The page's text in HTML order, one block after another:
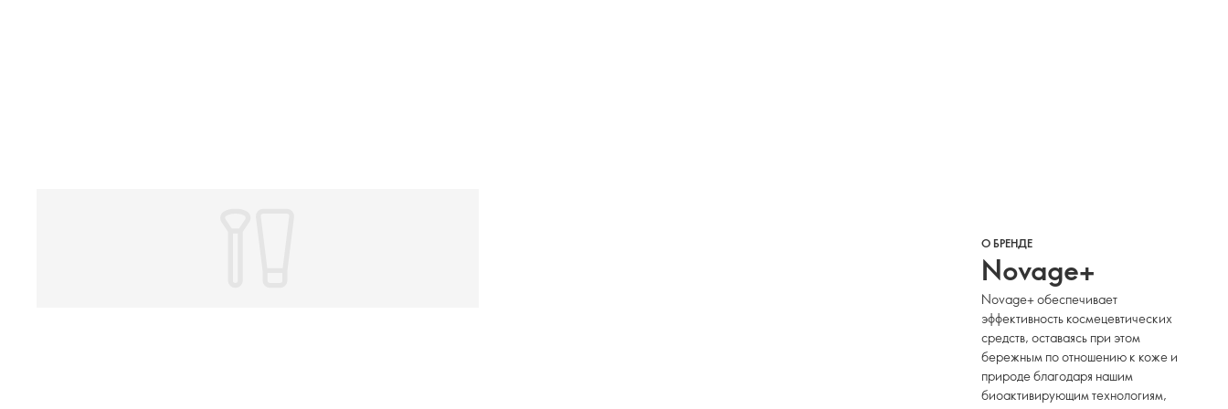
О БРЕНДЕ
Novage+
Novage+ обеспечивает
эффективность космецевтических
средств, оставаясь при этом
бережным по отношению к коже и
природе благодаря нашим
биоактивирующим технологиям,